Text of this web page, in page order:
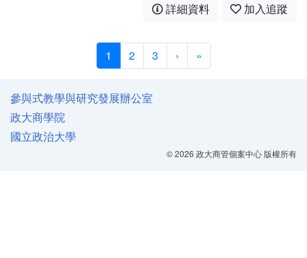
詳細資料 加入追蹤
1 2 3 › »
參與式教學與研究發展辦公室
政大商學院
國立政治大學
© 2026 政大商管個案中心 版權所有